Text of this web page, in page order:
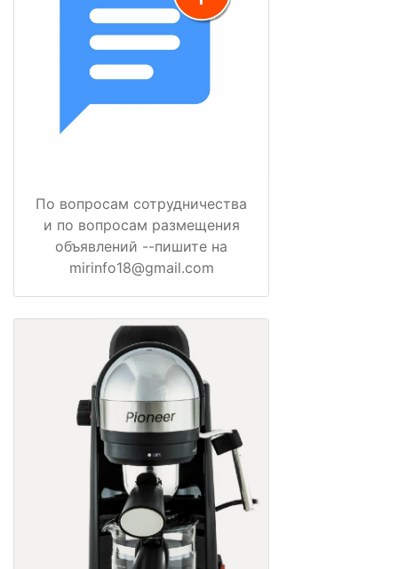
По вопросам сотрудничества
и по вопросам размещения
объявлений --пишите на
mirinfo18@gmail.com